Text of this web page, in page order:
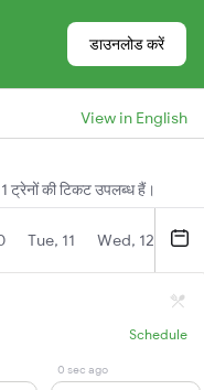
डाउनलोड करें
View in English
ट्रेनों की टिकट उपलब्ध हैं।
Tue, 11 Wed, 12
Schedule
0 sec ago